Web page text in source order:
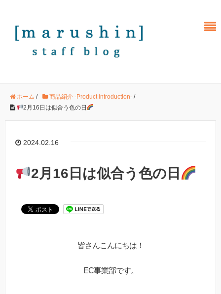
ホーム / 商品紹介 -Product introduction- /
2月16日は似合う色の日
2024.02.16
2月16日は似合う色の日
皆さんこんにちは！
EC事業部です。